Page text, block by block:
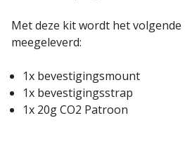
Met deze kit wordt het
meegeleverd:
1x bevestigingsmount
1x bevestigingsstrap
1x 20g CO2 Patroon